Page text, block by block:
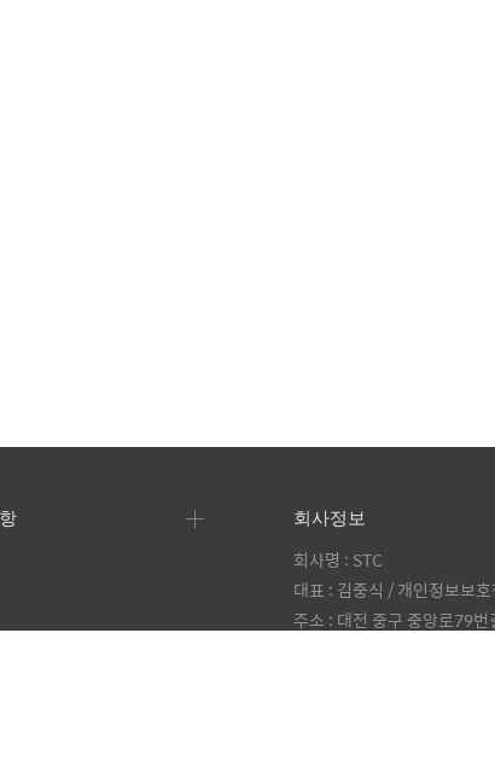
회사정보
회사명 : STC
대표 : 김중식 / 개인정보보
주소 : 대전 중구 중앙로79